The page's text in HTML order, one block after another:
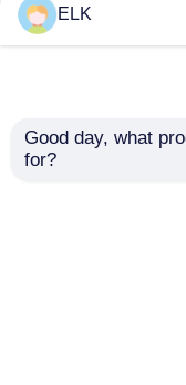
ISO Peternakan
Struktur baja
ELK
Good day, what
for?